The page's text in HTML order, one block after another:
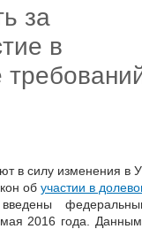
за
в
в силу изменения в
об участии в
2016 года.